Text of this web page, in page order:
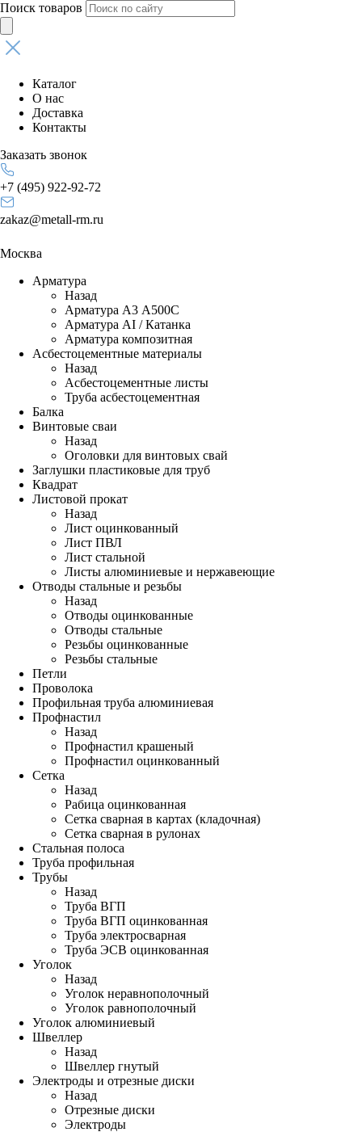
Поиск товаров
Каталог
О нас
Доставка
Контакты
Заказать звонок
+7 (495) 922-92-72
zakaz@metall-rm.ru
Москва
Арматура
Назад
Арматура А3 А500С
Арматура АI / Катанка
Арматура композитная
Асбестоцементные материалы
Назад
Асбестоцементные листы
Труба асбестоцементная
Балка
Винтовые сваи
Назад
Оголовки для винтовых свай
Заглушки пластиковые для труб
Квадрат
Листовой прокат
Назад
Лист оцинкованный
Лист ПВЛ
Лист стальной
Листы алюминиевые и нержавеющие
Отводы стальные и резьбы
Назад
Отводы оцинкованные
Отводы стальные
Резьбы оцинкованные
Резьбы стальные
Петли
Проволока
Профильная труба алюминиевая
Профнастил
Назад
Профнастил крашеный
Профнастил оцинкованный
Сетка
Назад
Рабица оцинкованная
Сетка сварная в картах (кладочная)
Сетка сварная в рулонах
Стальная полоса
Труба профильная
Трубы
Назад
Труба ВГП
Труба ВГП оцинкованная
Труба электросварная
Труба ЭСВ оцинкованная
Уголок
Назад
Уголок неравнополочный
Уголок равнополочный
Уголок алюминиевый
Швеллер
Назад
Швеллер гнутый
Электроды и отрезные диски
Назад
Отрезные диски
Электроды